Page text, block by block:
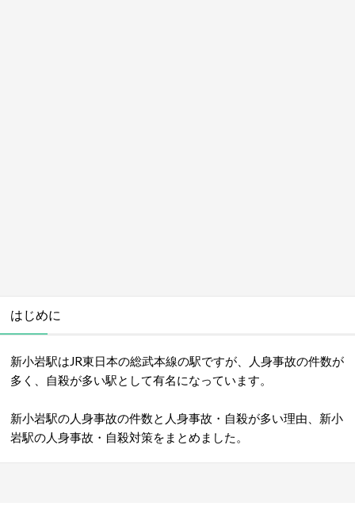
はじめに
新小岩駅はJR東日本の総武本線の駅ですが、人身事故の件数が
多く、自殺が多い駅として有名になっています。
新小岩駅の人身事故の件数と人身事故・自殺が多い理由、新小
岩駅の人身事故・自殺対策をまとめました。